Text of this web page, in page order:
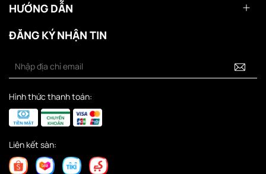
HƯỚNG DẪN
ĐĂNG KÝ NHẬN TIN
Hình thức thanh toán:
Liên kết sàn: